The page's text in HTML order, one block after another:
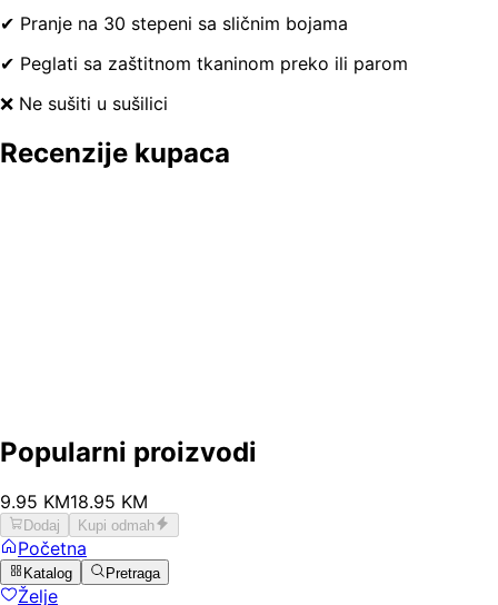
✔ Pranje na 30 stepeni sa sličnim bojama
✔ Peglati sa zaštitnom tkaninom preko ili parom
❌ Ne sušiti u sušilici
Recenzije kupaca
Popularni proizvodi
9.95 KM18.95 KM
Dodaj Kupi odmah
Početna
Katalog Pretraga
Želje